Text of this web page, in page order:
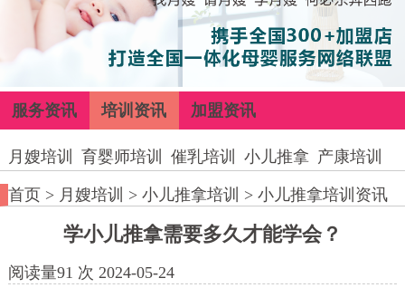
服务资讯 培训资讯 加盟资讯
月嫂培训 育婴师培训 催乳培训 小儿推拿 产康培训
首页> 月嫂培训 > 小儿推拿培训 > 小儿推拿培训资讯
学小儿推拿需要多久才能学会？
阅读量91 次 2024-05-24